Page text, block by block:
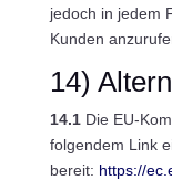
jedoch in jedem
Kunden
14)
14.1Die EU-
folgendem Link
bereit: https://